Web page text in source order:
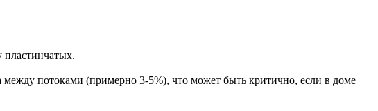
пластинчатых.
потоками (примерно 3-5%), что может быть критично, если в доме